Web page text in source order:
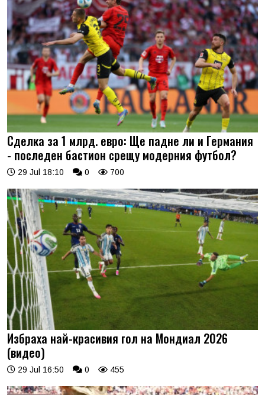
Сделка за 1 млрд. евро: Ще падне ли и Германия
- последен бастион срещу модерния футбол?
29 Jul 18:10 0 700
Избраха най-красивия гол на Мондиал 2026
(видео)
29 Jul 16:50 0 455